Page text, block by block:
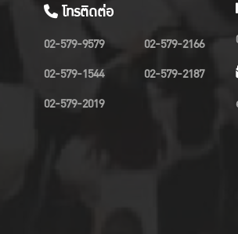
โทรติดต่อ
02-579-9579
02-579-1544
02-579-2019
02-579-2166
02-579-2187